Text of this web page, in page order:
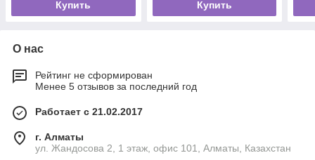
Купить Купить
О нас
Рейтинг не сформирован
Менее 5 отзывов за последний год
Работает с 21.02.2017
г. Алматы
ул. Жандосова 2, 1 этаж, офис 101, Алматы, Казахстан